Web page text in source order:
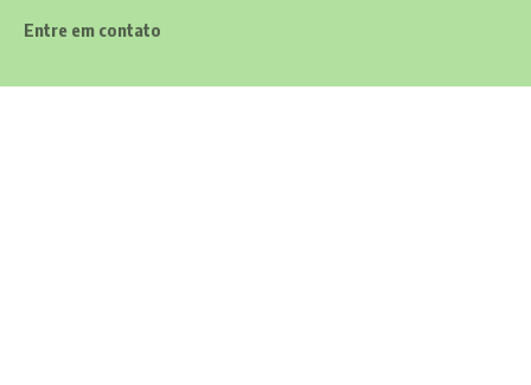
Entre em contato